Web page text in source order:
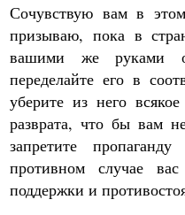
Сочувствую вам в
призываю, пока в
вашими же руками
переделайте его в
уберите из него
разврата, что бы вам
запретите
противном случае
поддержки и